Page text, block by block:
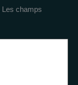
Les champs